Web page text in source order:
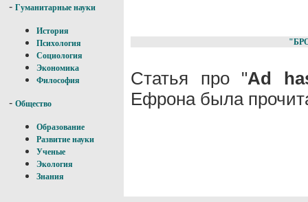
- Гуманитарные науки
История
Психология
Социология
Экономика
Философия
- Общество
Образование
Развитие науки
Ученые
Экология
Знания
Статья про "Ad
Ефрона была